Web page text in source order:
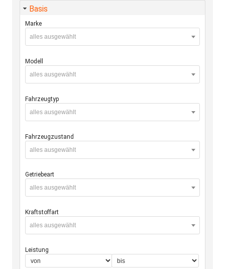
Basis
Marke
alles ausgewählt
Modell
alles ausgewählt
Fahrzeugtyp
alles ausgewählt
Fahrzeugzustand
alles ausgewählt
Getriebeart
alles ausgewählt
Kraftstoffart
alles ausgewählt
Leistung